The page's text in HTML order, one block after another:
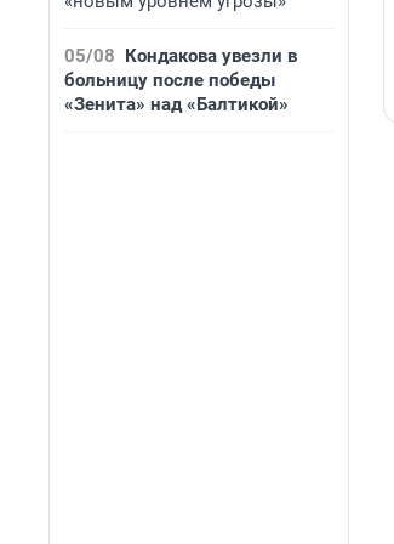
05/08 Кондакова увезли в
больницу после победы
«Зенита» над «Балтикой»